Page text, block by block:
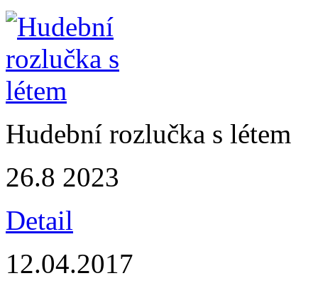
Hudební rozlučka s létem
26.8 2023
Detail
12.04.2017